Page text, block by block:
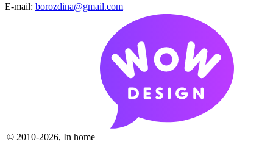
E-mail: borozdina@gmail.com
© 2010-2026, In home